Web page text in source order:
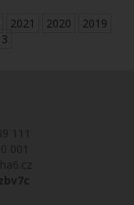
2021 2020
2019
111
001